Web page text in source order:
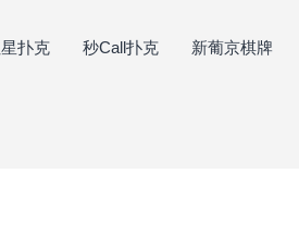
扑克 秒Call扑克 新葡京棋牌